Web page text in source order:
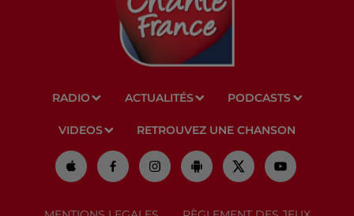
RADIO ACTUALITÉS PODCASTS
VIDEOS RETROUVEZ UNE CHANSON